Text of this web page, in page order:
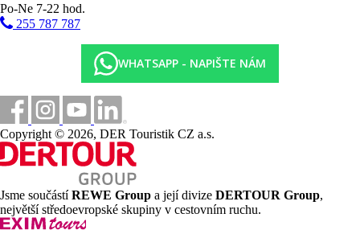
Po-Ne 7-22 hod.
255 787 787
WHATSAPP - NAPIŠTE NÁM
Copyright © 2026, DER Touristik CZ a.s.
Jsme součástíREWE Group a její divize DERTOUR Group,
největší středoevropské skupiny v cestovním ruchu.